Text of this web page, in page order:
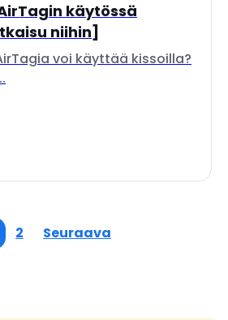
käytössä
niihin]
voi käyttää kissoilla?
2 Seuraava